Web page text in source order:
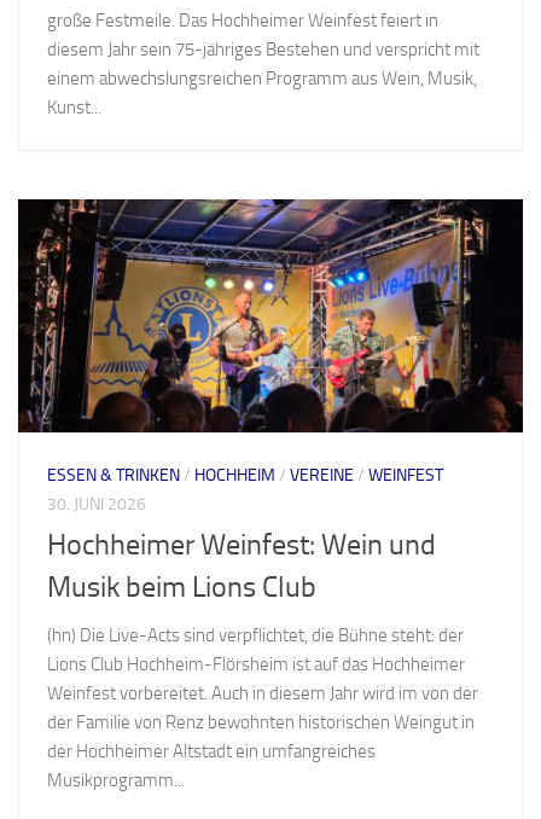
große Festmeile. Das Hochheimer Weinfest feiert in
diesem Jahr sein 75-jähriges Bestehen und verspricht mit
einem abwechslungsreichen Programm aus Wein, Musik,
Kunst...
ESSEN & TRINKEN/ HOCHHEIM / VEREINE / WEINFEST
30. JUNI 2026
Hochheimer Weinfest: Wein und
Musik beim Lions Club
(hn) Die Live-Acts sind verpflichtet, die Bühne steht: der
Lions Club Hochheim-Flörsheim ist auf das Hochheimer
Weinfest vorbereitet. Auch in diesem Jahr wird im von der
der Familie von Renz bewohnten historischen Weingut in
der Hochheimer Altstadt ein umfangreiches
Musikprogramm...